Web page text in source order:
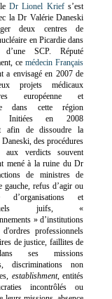
Dr Lionel Kriefs’est
la Dr Valérie Daneski
deux centres de
en Picardie dans
SCP. Réputé
ce médecin Français
a envisagé en 2007 de
projets médicaux
européenne et
dans cette région
Initiées en 2008
afin de dissoudre la
des procédures
aux verdicts souvent
mené à la ruine du Dr
de ministres de
gauche, refus d’agir ou
d’organisations et
juifs, «
» d’institutions
d'ordres professionnels
de justice, faillites de
ses missions
discriminations non
establishment, entités
incontrôlés ou